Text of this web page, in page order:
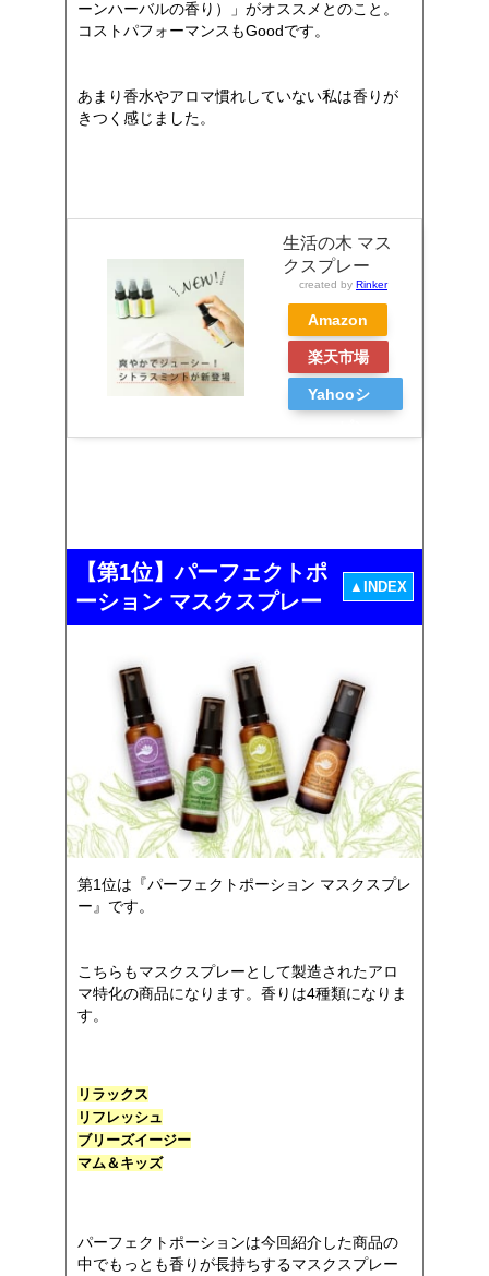
ーンハーバルの香り）」がオススメとのこと。
コストパフォーマンスもGoodです。
あまり香水やアロマ慣れしていない私は香りが
きつく感じました。
生活の木 マス
クスプレー
created by Rinker
Amazon
楽天市場
Yahooシ
【第1位】パーフェクトポ
ーション マスクスプレー
▲INDEX
第1位は『パーフェクトポーション マスクスプレ
ー』です。
こちらもマスクスプレーとして製造されたアロ
マ特化の商品になります。香りは4種類になりま
す。
リラックス
リフレッシュ
ブリーズイージー
マム＆キッズ
パーフェクトポーションは今回紹介した商品の
中でもっとも香りが長持ちするマスクスプレー